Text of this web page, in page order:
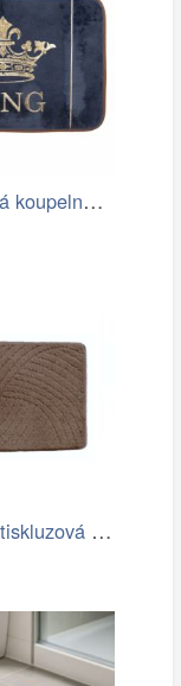
Tmavě modrá koupelnová předložka King -…
Erviplus, Protiskluzová koupelnová…